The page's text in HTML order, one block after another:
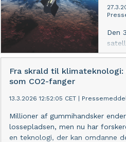
Den
Bag
skal
Fra skrald til
som CO2-fanger
13.3.2026 12:52:05 CET
Millioner af gummihandsker
lossepladsen, men nu har
en teknologi, der kan omdanne